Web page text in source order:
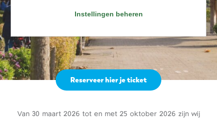
n
Van 30 maart 2026 tot en met 25 oktober 2026 zijn wij
Reserveer hier je ticket
Instellingen beheren